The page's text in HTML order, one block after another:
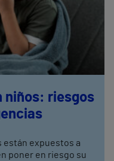
niños: riesgos
están expuestos a
poner en riesgo su